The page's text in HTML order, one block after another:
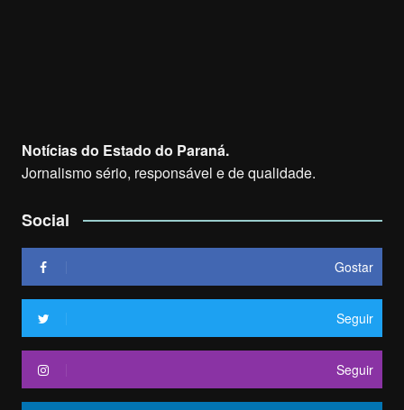
Notícias do Estado do Paraná.
Jornalismo sério, responsável e de qualidade.
Social
Gostar
Seguir
Seguir